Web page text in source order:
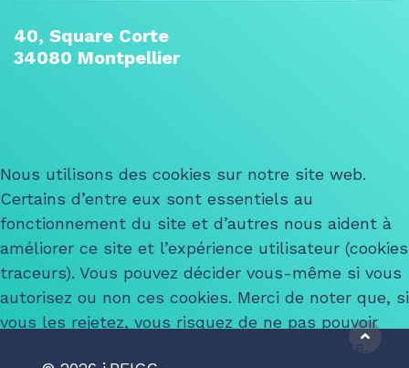
40, Square Corte
34080 Montpellier
Nous utilisons des cookies sur notre site web.
Certains d’entre eux sont essentiels au
fonctionnement du site et d’autres nous aident à
améliorer ce site et l’expérience utilisateur (cookies
traceurs). Vous pouvez décider vous-même si vous
autorisez ou non ces cookies. Merci de noter que, si
vous les rejetez, vous risquez de ne pas pouvoir
utiliser l’ensemble des fonctionnalités du site.